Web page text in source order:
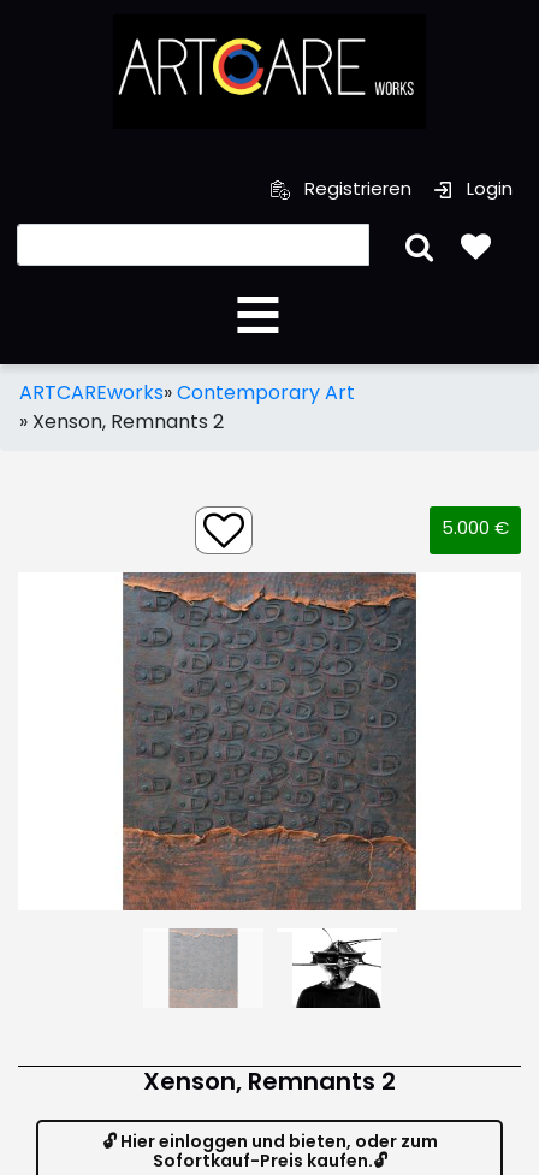
Registrieren Login
ARTCAREworks»Contemporary Art
» Xenson, Remnants 2
5.000 €
Xenson, Remnants 2
🔓 Hier einloggen und bieten, oder zum
Sofortkauf-Preis kaufen.🔓